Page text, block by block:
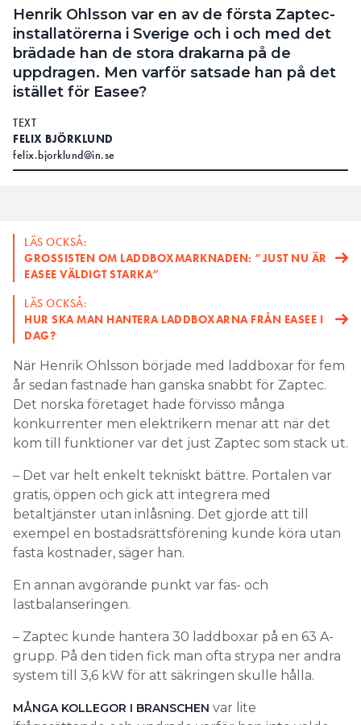
Henrik Ohlsson var en av de första Zaptec-
installatörerna i Sverige och i och med det
brädade han de stora drakarna på de
uppdragen. Men varför satsade han på det
istället för Easee?
TEXT
FELIX BJÖRKLUND
felix.bjorklund@in.se
LÄS OCKSÅ:
GROSSISTEN OM LADDBOXMARKNADEN: ”JUST NU ÄR
EASEE VÄLDIGT STARKA”
LÄS OCKSÅ:
HUR SKA MAN HANTERA LADDBOXARNA FRÅN EASEE I
DAG?
När Henrik Ohlsson började med laddboxar för fem
år sedan fastnade han ganska snabbt för Zaptec.
Det norska företaget hade förvisso många
konkurrenter men elektrikern menar att när det
kom till funktioner var det just Zaptec som stack ut.
– Det var helt enkelt tekniskt bättre. Portalen var
gratis, öppen och gick att integrera med
betaltjänster utan inlåsning. Det gjorde att till
exempel en bostadsrättsförening kunde köra utan
fasta kostnader, säger han.
En annan avgörande punkt var fas- och
lastbalanseringen.
– Zaptec kunde hantera 30 laddboxar på en 63 A-
grupp. På den tiden fick man ofta strypa ner andra
system till 3,6 kW för att säkringen skulle hålla.
MÅNGA KOLLEGOR I BRANSCHEN var lite